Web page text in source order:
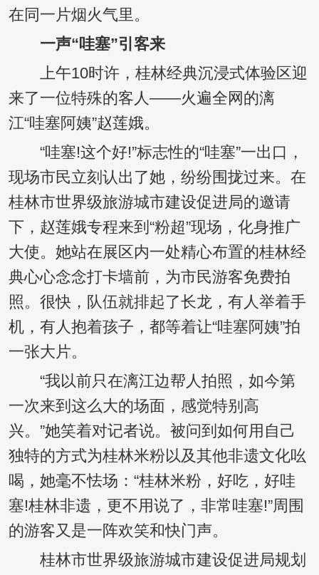
在同一片烟火气里。
一声“哇塞”引客来
上午10时许，桂林经典沉浸式体验区迎
来了一位特殊的客人——火遍全网的漓
江“哇塞阿姨”赵莲娥。
“哇塞!这个好!”标志性的“哇塞”一出口，
现场市民立刻认出了她，纷纷围拢过来。在
桂林市世界级旅游城市建设促进局的邀请
下，赵莲娥专程来到“粉超”现场，化身推广
大使。她站在展区内一处精心布置的桂林经
典心心念念打卡墙前，为市民游客免费拍
照。很快，队伍就排起了长龙，有人举着手
机，有人抱着孩子，都等着让“哇塞阿姨”拍
一张大片。
“我以前只在漓江边帮人拍照，如今第
一次来到这么大的场面，感觉特别高
兴。”她笑着对记者说。被问到如何用自己
独特的方式为桂林米粉以及其他非遗文化吆
喝，她毫不怯场：“桂林米粉，好吃，好哇
塞!桂林非遗，更不用说了，非常哇塞!”周围
的游客又是一阵欢笑和快门声。
桂林市世界级旅游城市建设促进局规划